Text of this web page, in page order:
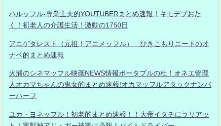
ハルッフル-専業主夫的YOUTUBERまとめ速報！キモデブおた
く！初老人の介護生活！激動の1750日
アニゲタレスト（元祖！アニメッフル） ひきこもりニートのオ
ナベ的まとめ速報
火浦のシネマッフル映画NEWS情報ポータブルの杜！オネエ管理
人オカマちゃんの鬼女的まとめ速報!オカマッフルアタックナンバ
ーハーフ
ユカ・ヨネッフル！初老的まとめ速報！！大帝イタチにラリアッ